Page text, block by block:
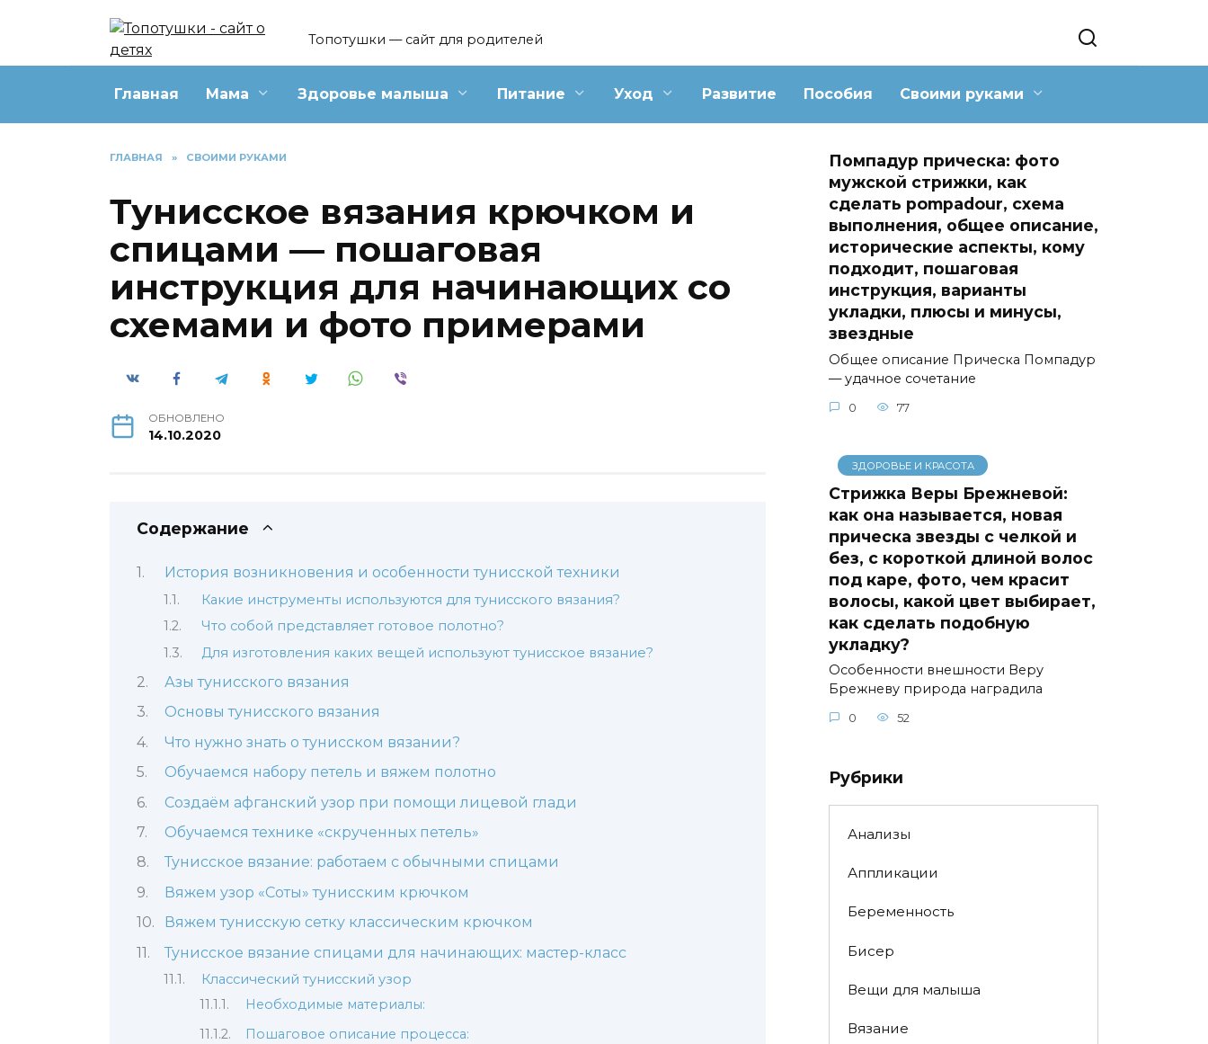
Топотушки — сайт для родителей
Главная Мама Здоровье малыша Питание Уход Развитие Пособия Своими руками
ГЛАВНАЯ » СВОИМИ РУКАМИ
Тунисское вязания крючком и
спицами — пошаговая
инструкция для начинающих со
схемами и фото примерами
ОБНОВЛЕНО
14.10.2020
Содержание
История возникновения и особенности тунисской техники
Какие инструменты используются для тунисского вязания?
Что собой представляет готовое полотно?
Для изготовления каких вещей используют тунисское вязание?
Азы тунисского вязания
Основы тунисского вязания
Что нужно знать о тунисском вязании?
Обучаемся набору петель и вяжем полотно
Создаём афганский узор при помощи лицевой глади
Обучаемся технике «скрученных петель»
Тунисское вязание: работаем с обычными спицами
Вяжем узор «Соты» тунисским крючком
Вяжем тунисскую сетку классическим крючком
Тунисское вязание спицами для начинающих: мастер-класс
Классический тунисский узор
Необходимые материалы:
Пошаговое описание процесса:
Помпадур прическа: фото
мужской стрижки, как
сделать pompadour, схема
выполнения, общее описание,
исторические аспекты, кому
подходит, пошаговая
инструкция, варианты
укладки, плюсы и минусы,
звездные
Общее описание Прическа Помпадур
— удачное сочетание
0 77
ЗДОРОВЬЕ И КРАСОТА
Стрижка Веры Брежневой:
как она называется, новая
прическа звезды с челкой и
без, с короткой длиной волос
под каре, фото, чем красит
волосы, какой цвет выбирает,
как сделать подобную
укладку?
Особенности внешности Веру
Брежневу природа наградила
0 52
Рубрики
Анализы
Аппликации
Беременность
Бисер
Вещи для малыша
Вязание